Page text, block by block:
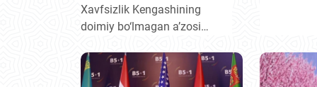
Xavfsizlik Kengashining
doimiy bo‘lmagan a’zosi
mamlakatning ortib
borayotgan xalqaro nufuzi